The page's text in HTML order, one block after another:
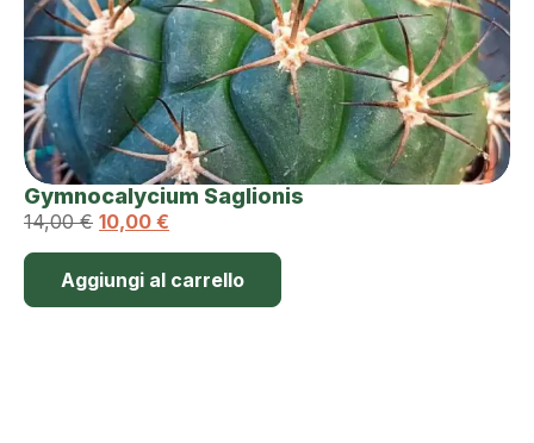
Gymnocalycium Saglionis
14,00€ 10,00 €
Aggiungi al carrello